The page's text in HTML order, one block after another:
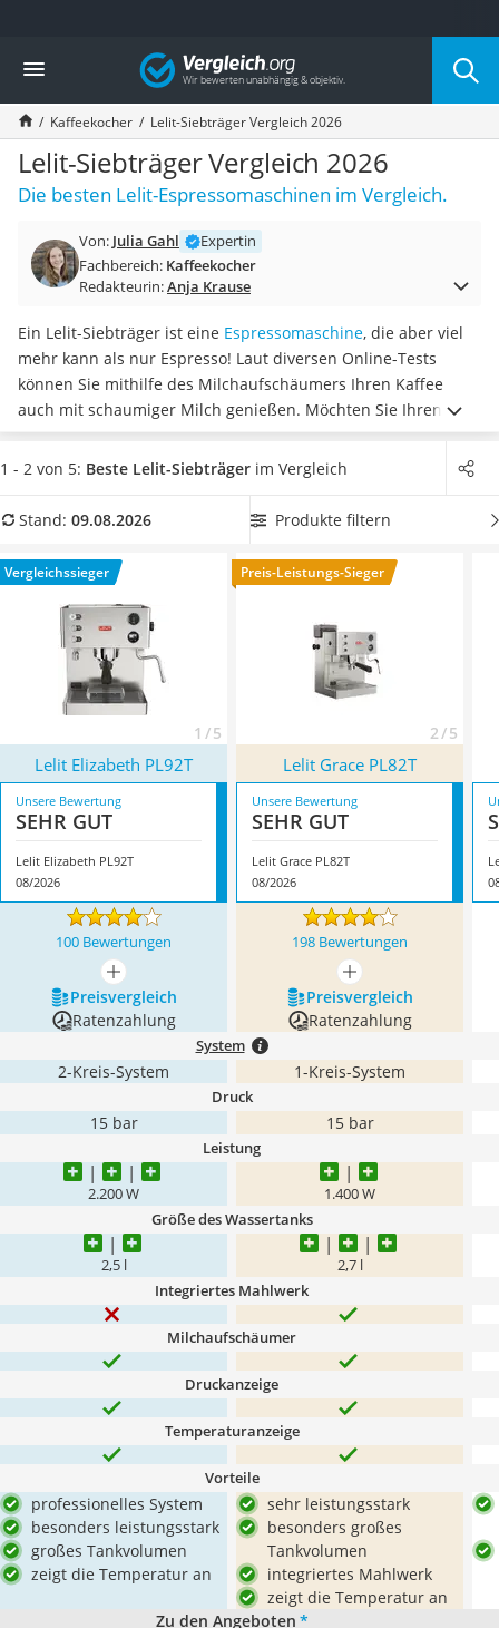
Die beliebtesten Vergleiche nach Kategorie
Haushalt
Wassersprudler
Zentralstaubsauger
Brotbackautomat
Wischroboter
Wäschespinne
Spülmaschinentabs
Akku-Staubsauger
AEG-Waschmaschine
Saug-Wisch-Roboter
Handstaubsauger
Milchaufschäumer
Kondenstrockner
Reiskocher
Tierhaarstaubsauger
Nespresso-Maschine
Messerschärfer
Vergleich
Kaffeekocher Lelit-Siebträger Vergleich 2026
Lelit-Siebträger Vergleich 2026
Die besten Lelit-Espressomaschinen im Vergleich.
Von: Julia Gahl
Expertin
Fachbereich: Kaffeekocher
Redakteurin:Anja Krause
Ein Lelit-Siebträger ist eine Espressomaschine, die aber viel
mehr kann als nur Espresso! Laut diversen Online-Tests
können Sie mithilfe des Milchaufschäumers Ihren Kaffee
auch mit schaumiger Milch genießen. Möchten Sie Ihren
Kaffee immer zu einer bestimmten Temperatur zubereiten,
hilft Ihnen dabei die Temperaturanzeige. Wählen Sie jetzt
integriertem Mahlwerk aus
, um aus frischen Bohnen den
im August 2026 besonders das ModellLelit Elizabeth PL92T
mit seinen Eigenschaften.
1 - 2 von 5: Beste Lelit-Siebträger im Vergleich
Stand: 09.08.2026 Produkte filtern
Vergleichssieger
1 / 5
Preis-Leistungs-Sieger
2 / 5
Lelit Elizabeth PL92T Lelit Grace PL82T
Unsere Bewertung
SEHR GUT
Lelit Elizabeth PL92T
08/2026
Unsere Bewertung
SEHR GUT
Lelit Grace PL82T
08/2026
100 Bewertungen 198 Bewertungen
mehr anzeigen
mehr anzeigen
Preis­vergleich
Preis­vergleich
Ratenzahlung
Ratenzahlung
System
2-Kreis-System 1-Kreis-System
Druck
15 bar 15 bar
Leistung
2.200 W 1.400 W
Größe des Wassertanks
2,5 l 2,7 l
Integriertes Mahlwerk
Milchaufschäumer
Druckanzeige
Temperaturanzeige
Vorteile
professionelles System
besonders leistungsstark
großes Tankvolumen
zeigt die Temperatur an
sehr leistungsstark
besonders großes
Tankvolumen
integriertes Mahlwerk
zeigt die Temperatur an
Zu den Angeboten *